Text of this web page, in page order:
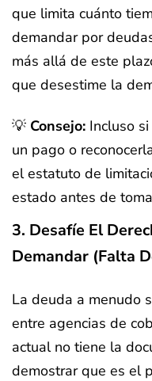
que limita cuánto
demandar por
más allá de este
que desestime la
💡 Consejo: Incluso
un pago o
el estatuto de
estado antes de
3. Desafíe El
Demandar (Falta
La deuda a menudo
entre agencias de
actual no tiene la
demostrar que es el